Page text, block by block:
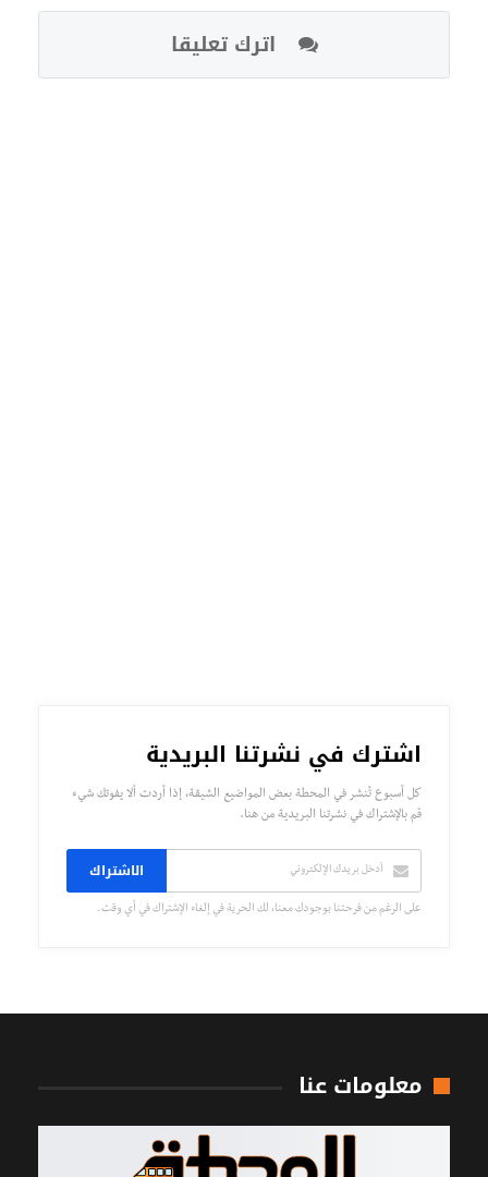
اترك تعليقا
اشترك في نشرتنا البريدية
كل أسبوع تُنشر في المحطة بعض المواضيع الشيقة، إذا أردت ألا يفوتك شيء
قم بالإشتراك في نشرتنا البريدية من هنا.
الاشتراك
على الرغم من فرحتنا بوجودك معنا، لك الحرية في إلغاء الإشتراك في أي وقت.
معلومات عنا